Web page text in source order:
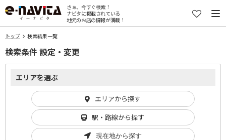
さぁ、今すぐ検索！
ナビタに掲載されている
地元のお店の情報が満載！
トップ 検索結果一覧
検索条件 設定・変更
エリアを選ぶ
エリアから探す
駅・路線から探す
現在地から探す